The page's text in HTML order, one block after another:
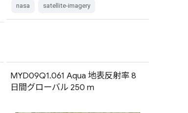
nasa satellite-imagery
MYD09Q1.061 Aqua 地表反射率 8
日間グローバル 250 m